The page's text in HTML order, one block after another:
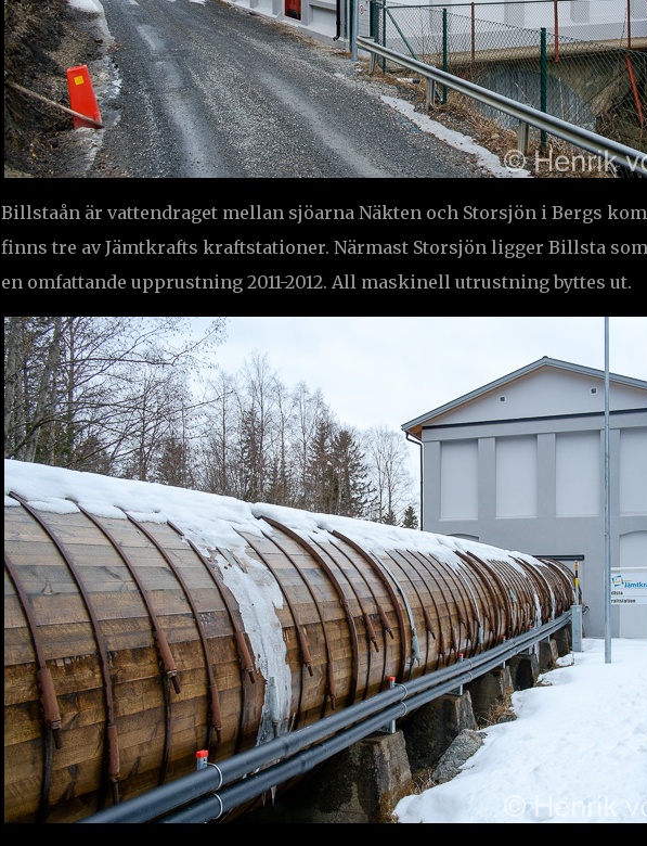
Billstaån är vattendraget mellan sjöarna Näkten och Storsjön i Bergs
finns tre av Jämtkrafts kraftstationer. Närmast Storsjön ligger Billsta
en omfattande upprustning 2011-2012. All maskinell utrustning byttes ut.